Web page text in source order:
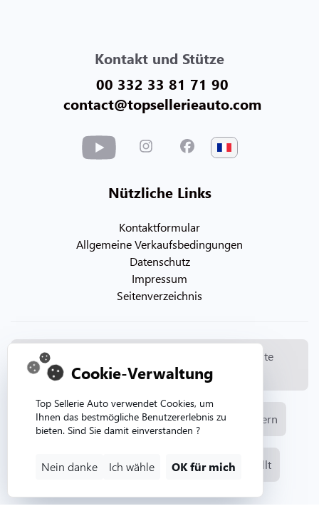
Kontakt und Stütze
00 332 33 81 71 90
contact@topsellerieauto.com
Nützliche Links
Kontaktformular
Allgemeine Verkaufsbedingungen
Datenschutz
Impressum
Seitenverzeichnis
© Copyright 2026. Topsellerieauto Alle Rechte
vorbehalten
Herstellung und Verkauf von Automobilpolstern
Webseite von der Webagentur Aurion erstellt
Cookie-Verwaltung
Top Sellerie Auto verwendet Cookies, um
Ihnen das bestmögliche Benutzererlebnis zu
bieten. Sind Sie damit einverstanden ?
Nein danke Ich wähle OK für mich